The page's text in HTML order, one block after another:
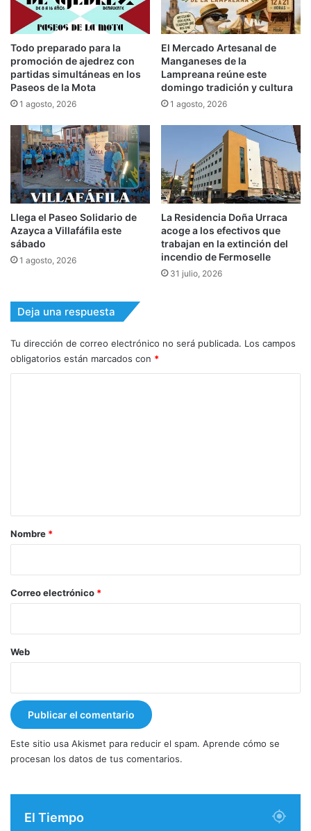
Todo preparado para la
promoción de ajedrez con
partidas simultáneas en los
Paseos de la Mota
1 agosto, 2026
El Mercado Artesanal de
Manganeses de la
Lampreana reúne este
domingo tradición y cultura
1 agosto, 2026
Llega el Paseo Solidario de
Azayca a Villafáfila este
sábado
1 agosto, 2026
La Residencia Doña Urraca
acoge a los efectivos que
trabajan en la extinción del
incendio de Fermoselle
31 julio, 2026
Deja una respuesta
Tu dirección de correo electrónico no será publicada. Los campos
obligatorios están marcados con *
r
*
Nombre *
Correo electrónico *
Web
Este sitio usa Akismet para reducir el spam. Aprende cómo se
procesan los datos de tus comentarios.
El Tiempo